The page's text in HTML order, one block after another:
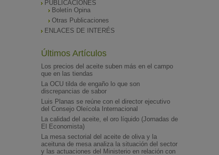
PUBLICACIONES
Boletín Opina
Otras Publicaciones
ENLACES DE INTERÉS
Últimos Artículos
Los precios del aceite suben más en el campo
que en las tiendas
La OCU tilda de engaño lo que son
discrepancias de sabor
Luis Planas se reúne con el director ejecutivo
del Consejo Oleícola Internacional
La calidad del aceite, el oro líquido (Jornadas de
El Economista)
La mesa sectorial del aceite de oliva y la
aceituna de mesa analiza la situación del sector
y las actuaciones del Ministerio en relación con